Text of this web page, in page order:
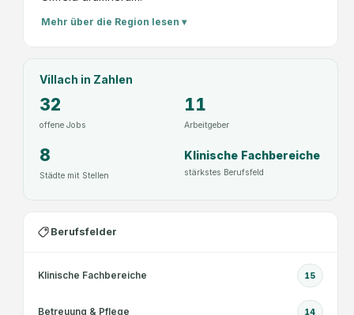
Mehr über die Region lesen ▾
Villach in Zahlen
32
offene Jobs
11
Arbeitgeber
8
Städte mit Stellen
Klinische Fachbereiche
stärkstes Berufsfeld
Berufsfelder
Klinische Fachbereiche 15
Betreuung & Pflege 14